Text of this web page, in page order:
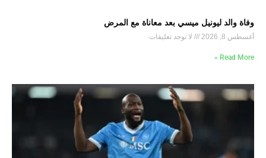
وفاة والد ليونيل ميسي بعد معاناة مع المرض
أغسطس 8, 2026 لا توجد تعليقات
Read More »